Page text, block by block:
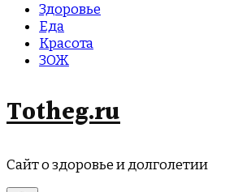
Здоровье
Еда
Красота
ЗОЖ
Totheg.ru
Сайт о здоровье и долголетии